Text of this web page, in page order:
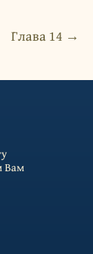
Глава 14 →
Вам